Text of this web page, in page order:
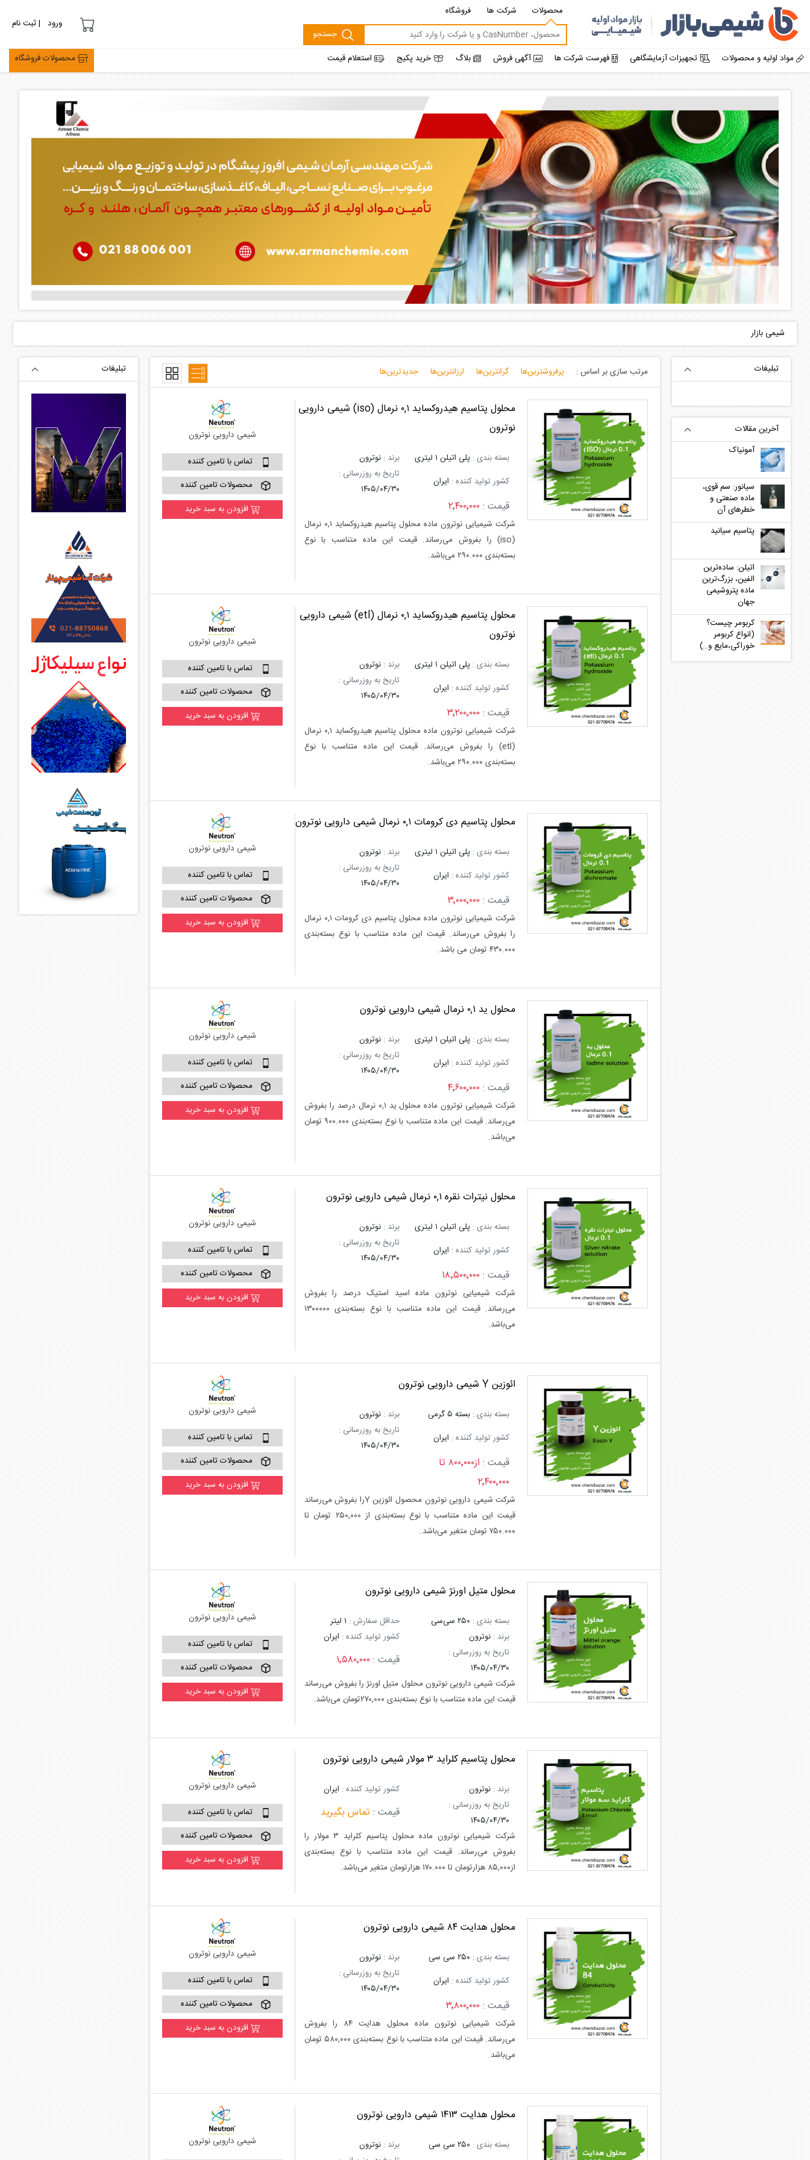
ورود | ثبت نام
محصولات شرکت ها فروشگاه
مواد اولیه و محصولات تجهیزات آزمایشگاهی فهرست شرکت ها آگهی فروش بلاگ خرید پکیج استعلام قیمت محصولات فروشگاه
شیمی بازار
آمونیاک
سیانور: سم قوی،
ماده صنعتی و
خطرهای آن
پتاسیم سیانید
اتیلن: ساده‌ترین
الفین، بزرگ‌ترین
ماده پتروشیمی
جهان
کربومر چیست؟
(انواع کربومر
خوراکی،مایع و…)
مرتب سازی بر اساس :
محلول پتاسیم هیدروکساید ۰,۱ نرمال (iso) شیمی دارویی
نوترون
بسته بندی : پلی اتیلن ۱ لیتری برند :نوترون
کشور تولید کننده : ایران
تاریخ به روزرسانی :
۱۴۰۵/۰۴/۳۰
قیمت :۲٬۴۰۰٬۰۰۰
شرکت شیمیایی نوترون ماده محلول پتاسیم هیدروکساید ۰,۱ نرمال
(iso) را بفروش می‌رساند. قیمت این ماده متناسب با نوع
بسته‌بندی ۲۹۰.۰۰۰ می‌باشد.
شیمی دارویی نوترون
تماس با تامین کننده
محصولات تامین کننده
افزودن به سبد خرید
محلول پتاسیم هیدروکساید ۰,۱ نرمال (etl) شیمی دارویی
نوترون
بسته بندی : پلی اتیلن ۱ لیتری برند :نوترون
کشور تولید کننده : ایران
تاریخ به روزرسانی :
۱۴۰۵/۰۴/۳۰
قیمت :۳٬۲۰۰٬۰۰۰
شرکت شیمیایی نوترون ماده محلول پتاسیم هیدروکساید ۰,۱ نرمال
(etl) را بفروش می‌رساند. قیمت این ماده متناسب با نوع
بسته‌بندی ۲۹۰.۰۰۰ می‌باشد.
شیمی دارویی نوترون
تماس با تامین کننده
محصولات تامین کننده
افزودن به سبد خرید
محلول پتاسیم دی کرومات ۰,۱ نرمال شیمی دارویی نوترون
بسته بندی : پلی اتیلن ۱ لیتری برند :نوترون
کشور تولید کننده : ایران
تاریخ به روزرسانی :
۱۴۰۵/۰۴/۳۰
قیمت :۳٬۰۰۰٬۰۰۰
شرکت شیمیایی نوترون ماده محلول پتاسیم دی کرومات ۰,۱ نرمال
را بفروش می‌رساند. قیمت این ماده متناسب با نوع بسته‌بندی
۴۳۰.۰۰۰ تومان می باشد.
شیمی دارویی نوترون
تماس با تامین کننده
محصولات تامین کننده
افزودن به سبد خرید
محلول ید ۰,۱ نرمال شیمی دارویی نوترون
بسته بندی : پلی اتیلن ۱ لیتری برند :نوترون
کشور تولید کننده : ایران
تاریخ به روزرسانی :
۱۴۰۵/۰۴/۳۰
قیمت :۴٬۶۰۰٬۰۰۰
شرکت شیمیایی نوترون ماده محلول ید ۰,۱ نرمال درصد را بفروش
می‌رساند. قیمت این ماده متناسب با نوع بسته‌بندی ۹۰۰.۰۰۰ تومان
می‌باشد.
شیمی دارویی نوترون
تماس با تامین کننده
محصولات تامین کننده
افزودن به سبد خرید
محلول نیترات نقره ۰,۱ نرمال شیمی دارویی نوترون
بسته بندی : پلی اتیلن ۱ لیتری برند :نوترون
کشور تولید کننده : ایران
تاریخ به روزرسانی :
۱۴۰۵/۰۴/۳۰
قیمت :۱۸٬۵۰۰٬۰۰۰
شرکت شیمیایی نوترون ماده اسید استیک درصد را بفروش
می‌رساند. قیمت این ماده متناسب با نوع بسته‌بندی ۱۳۰۰۰۰۰
می‌باشد.
شیمی دارویی نوترون
تماس با تامین کننده
محصولات تامین کننده
افزودن به سبد خرید
ائوزین Y شیمی دارویی نوترون
بسته بندی : بسته ۵ گرمی برند :نوترون
کشور تولید کننده : ایران
تاریخ به روزرسانی :
۱۴۰۵/۰۴/۳۰
قیمت :
از۸۰۰٬۰۰۰ تا
۲٬۴۰۰٬۰۰۰
شرکت شیمی دارویی نوترون محصول ائوزین Yرا بفروش می‌رساند
قیمت این ماده متناسب با نوع بسته‌بندی از ۲۵۰,۰۰۰ تومان تا
۷۵۰.۰۰۰ تومان متغیر می‌باشد.
شیمی دارویی نوترون
تماس با تامین کننده
محصولات تامین کننده
افزودن به سبد خرید
محلول متیل اورنژ شیمی دارویی نوترون
بسته بندی : ۲۵۰ سی‌سی حداقل سفارش : ۱ لیتر
برند : نوترون کشور تولید کننده : ایران
تاریخ به روزرسانی :
۱۴۰۵/۰۴/۳۰
قیمت :۱٬۵۸۰٬۰۰۰
شرکت شیمی دارویی نوترون محلول متیل اورنژ را بفروش می‌رساند
قیمت این ماده متناسب با نوع بسته‌بندی ۲۷۰,۰۰۰تومان می‌باشد.
شیمی دارویی نوترون
تماس با تامین کننده
محصولات تامین کننده
افزودن به سبد خرید
محلول پتاسیم کلراید ۳ مولار شیمی دارویی نوترون
برند : نوترون کشور تولید کننده : ایران
تاریخ به روزرسانی :
۱۴۰۵/۰۴/۳۰
قیمت :تماس بگیرید
شرکت شیمیایی نوترون ماده محلول پتاسیم کلراید ۳ مولار را
بفروش می‌رساند. قیمت این ماده متناسب با نوع بسته‌بندی
از۸۵,۰۰۰ هزارتومان تا ۱۷۰.۰۰۰ هزارتومان متغیر می‌باشد.
شیمی دارویی نوترون
تماس با تامین کننده
محصولات تامین کننده
افزودن به سبد خرید
محلول هدایت ۸۴ شیمی دارویی نوترون
بسته بندی : ۲۵۰ سی سی برند :نوترون
کشور تولید کننده : ایران
تاریخ به روزرسانی :
۱۴۰۵/۰۴/۳۰
قیمت :۳٬۸۰۰٬۰۰۰
شرکت شیمیایی نوترون ماده محلول هدایت ۸۴ را بفروش
می‌رساند. قیمت این ماده متناسب با نوع بسته‌بندی ۵۸۰,۰۰۰ تومان
می‌باشد.
شیمی دارویی نوترون
تماس با تامین کننده
محصولات تامین کننده
افزودن به سبد خرید
محلول هدایت ۱۴۱۳ شیمی دارویی نوترون
بسته بندی : ۲۵۰ سی سی برند :نوترون
شیمی دارویی نوترون